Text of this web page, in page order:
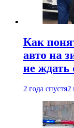
Как
авто на
не ждать
2 года спустя2